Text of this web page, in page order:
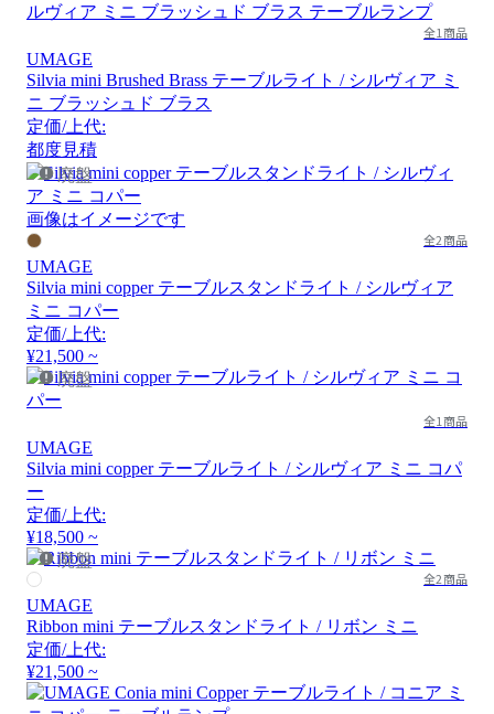
全1商品
UMAGE
Silvia mini Brushed Brass テーブルライト / シルヴィア ミ
ニ ブラッシュド ブラス
定価/上代:
都度見積
廃盤
画像はイメージです
全2商品
UMAGE
Silvia mini copper テーブルスタンドライト / シルヴィア
ミニ コパー
定価/上代:
¥21,500 ~
廃盤
全1商品
UMAGE
Silvia mini copper テーブルライト / シルヴィア ミニ コパ
ー
定価/上代:
¥18,500 ~
廃盤
全2商品
UMAGE
Ribbon mini テーブルスタンドライト / リボン ミニ
定価/上代:
¥21,500 ~